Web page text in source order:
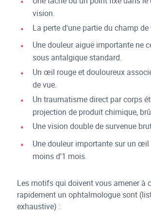
vision.
La perte d'une partie du champ de
Une douleur aiguë importante ne
sous antalgique standard.
Un œil rouge et douloureux
de vue.
Un traumatisme direct par corps
projection de produit chimique,
Une vision double de survenue
Une douleur importante sur un œil
moins d'1 mois.
Les motifs qui doivent vous amener à
rapidement un ophtalmologue sont
exhaustive) :